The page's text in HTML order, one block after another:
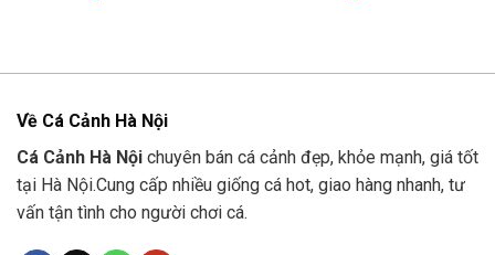
Về Cá Cảnh Hà Nội
Cá Cảnh Hà Nội chuyên bán cá cảnh đẹp, khỏe mạnh, giá tốt
tại Hà Nội.Cung cấp nhiều giống cá hot, giao hàng nhanh, tư
vấn tận tình cho người chơi cá.